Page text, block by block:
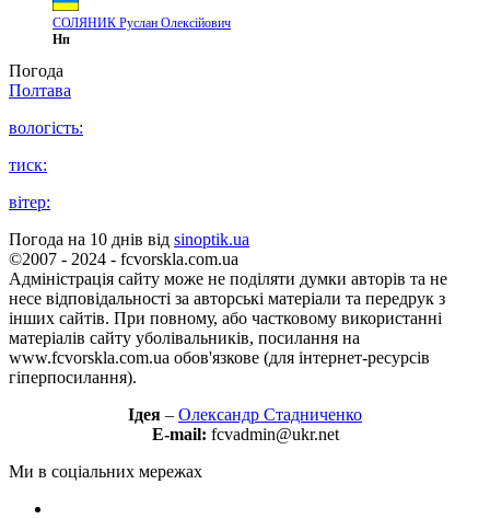
СОЛЯНИК Руслан Олексійович
Нп
Погода
Полтава
вологість:
тиск:
вітер:
Погода на 10 днів від sinoptik.ua
©2007 - 2024 - fcvorskla.com.ua
Адміністрація сайту може не поділяти думки авторів та не
несе відповідальності за авторські матеріали та передрук з
інших сайтів. При повному, або частковому використанні
матеріалів сайту уболівальників, посилання на
www.fcvorskla.com.ua обов'язкове (для інтернет-ресурсів
гіперпосилання).
Ідея – Олександр Стадниченко
E-mail: fcvadmin@ukr.net
Ми в соціальних мережах